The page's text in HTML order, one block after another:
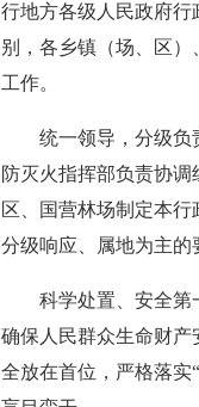
行地方各级人民政府
别，各乡镇（场、区
工作。
统一领导，分级负
防灭火指挥部负责协
区、国营林场制定本行
分级响应、属地为主的
科学处置、安全第
确保人民群众生命财
全放在首位，严格落实